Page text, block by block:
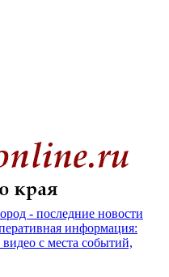
- последние новости
информация:
с места событий,